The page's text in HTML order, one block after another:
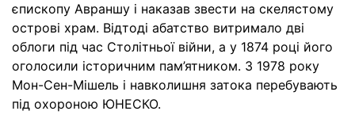
єпископу Авраншу і наказав звести на скелястому
острові храм. Відтоді абатство витримало дві
облоги під час Столітньої війни, а у 1874 році його
оголосили історичним пам’ятником. З 1978 року
Мон-Сен-Мішель і навколишня затока перебувають
під охороною ЮНЕСКО.